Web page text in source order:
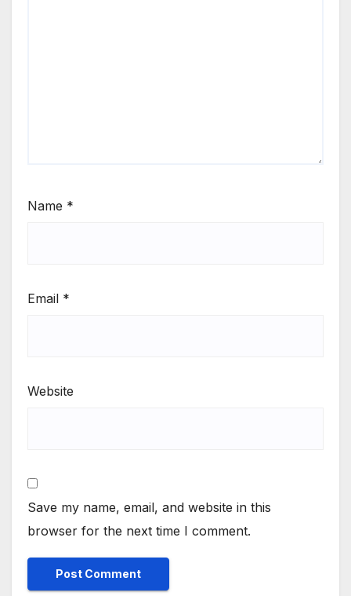
Name *
Email *
Website
Save my name, email, and website in this
browser for the next time I comment.